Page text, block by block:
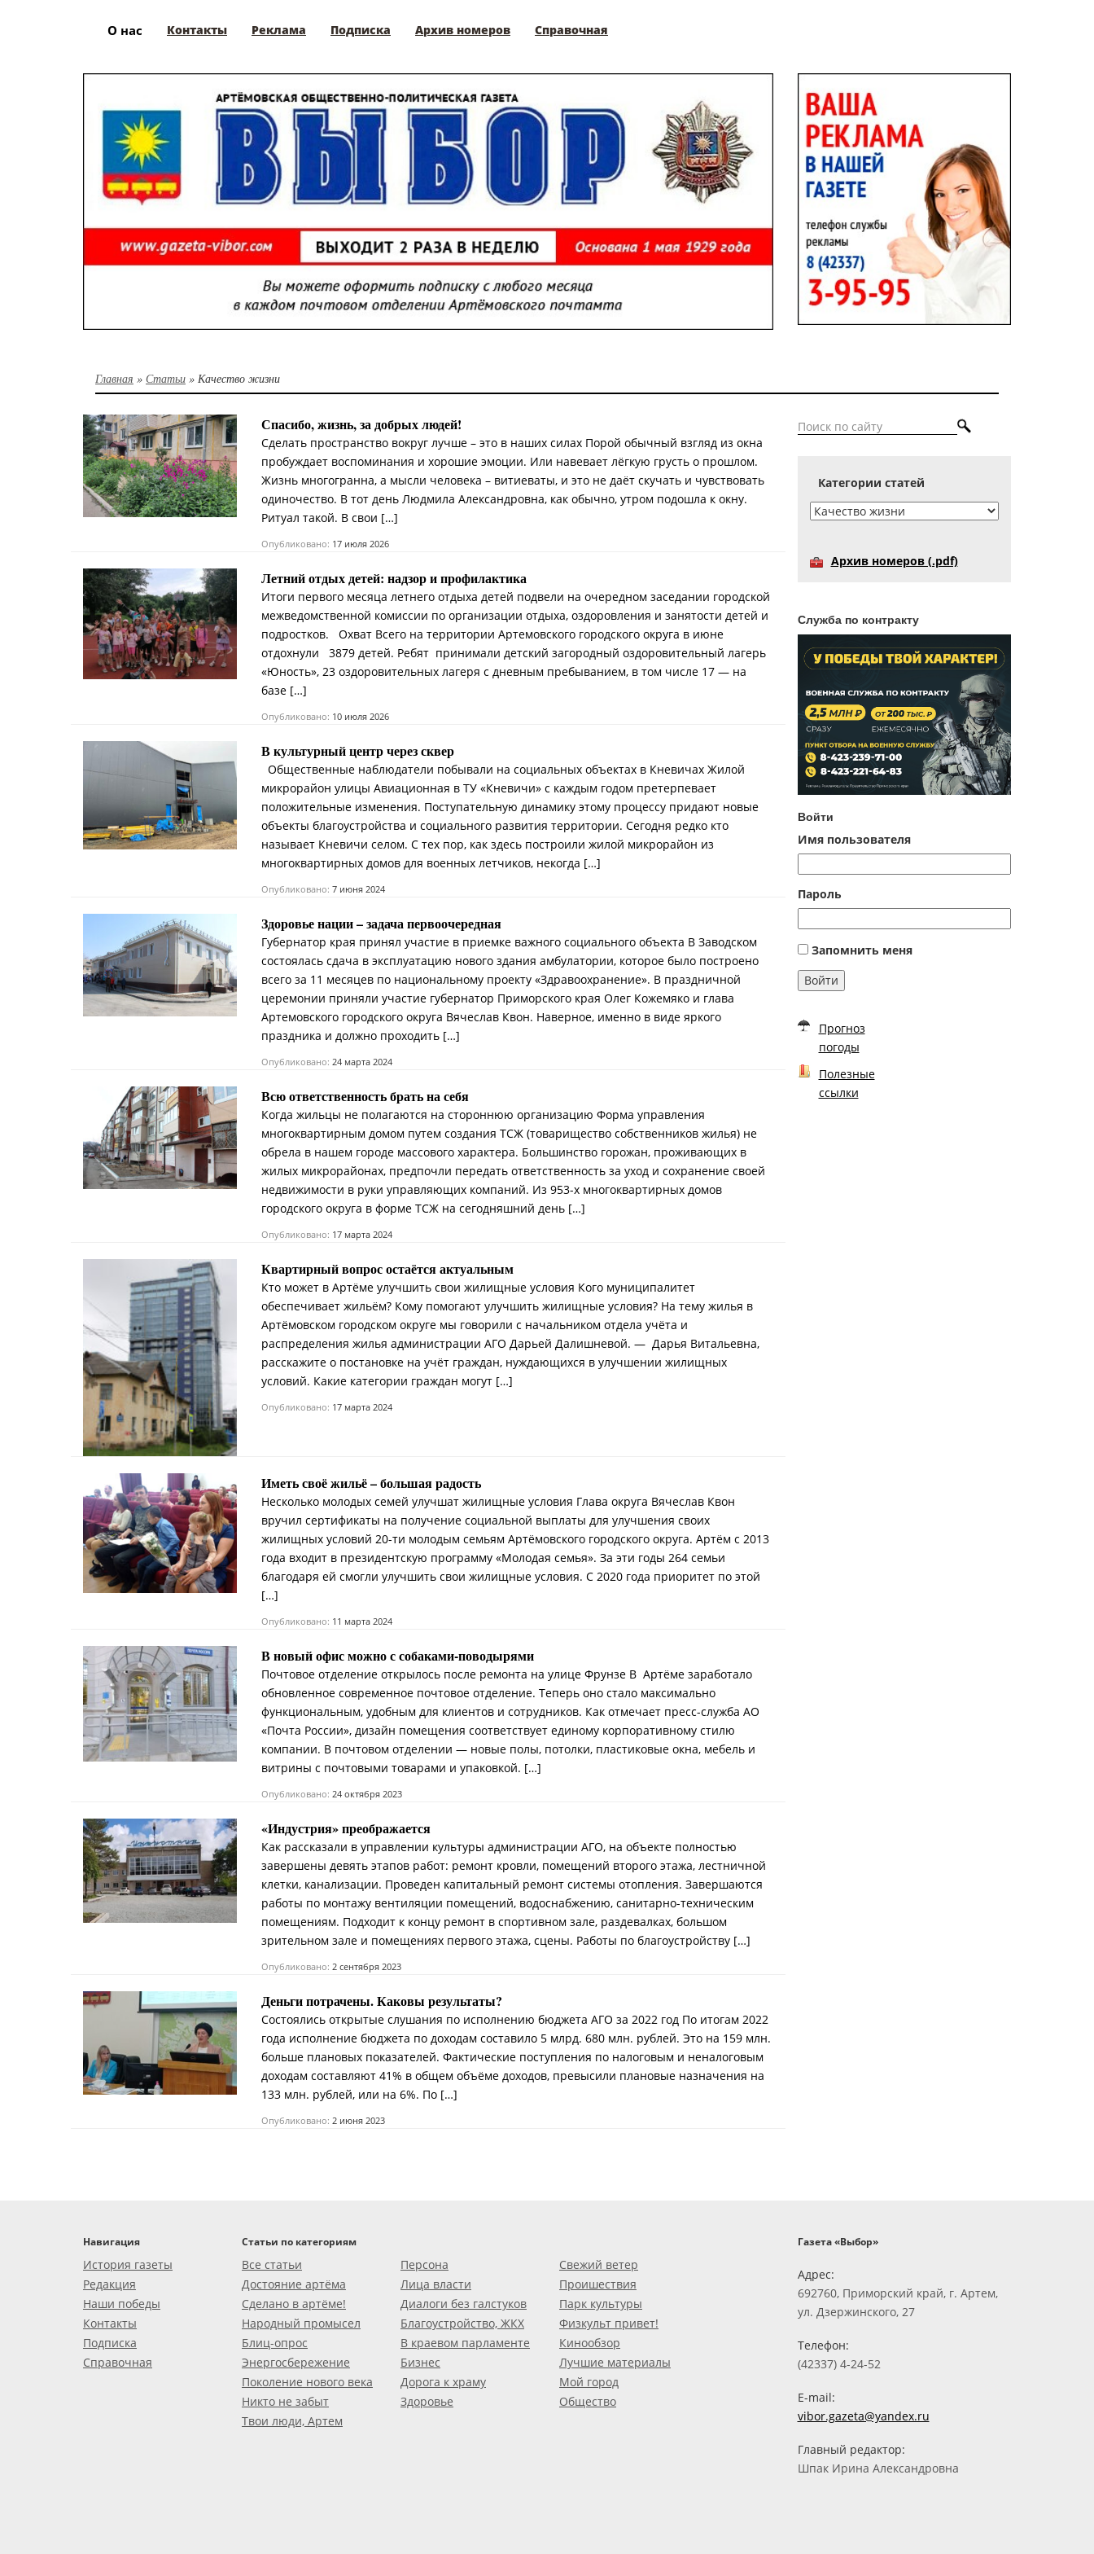
О нас Контакты Реклама Подписка Архив номеров Справочная
Главная » Статьи » Качество жизни
Спасибо, жизнь, за добрых людей!
Сделать пространство вокруг лучше – это в наших силах Порой обычный взгляд из окна
пробуждает воспоминания и хорошие эмоции. Или навевает лёгкую грусть о прошлом.
Жизнь многогранна, а мысли человека – витиеваты, и это не даёт скучать и чувствовать
одиночество. В тот день Людмила Александровна, как обычно, утром подошла к окну.
Ритуал такой. В свои […]
Опубликовано: 17 июля 2026
Летний отдых детей: надзор и профилактика
Итоги первого месяца летнего отдыха детей подвели на очередном заседании городской
межведомственной комиссии по организации отдыха, оздоровления и занятости детей и
подростков. Охват Всего на территории Артемовского городского округа в июне
отдохнули 3879 детей. Ребят принимали детский загородный оздоровительный лагерь
«Юность», 23 оздоровительных лагеря с дневным пребыванием, в том числе 17 — на
базе […]
Опубликовано: 10 июля 2026
В культурный центр через сквер
Общественные наблюдатели побывали на социальных объектах в Кневичах Жилой
микрорайон улицы Авиа­ционная в ТУ «Кневичи» с каждым годом претерпевает
положитель­ные изменения. Поступательную динамику этому процессу придают новые
объекты благоустройства и социального развития территории. Сегодня редко кто
называет Кневичи селом. С тех пор, как здесь построили жилой микрорайон из
многоквартирных домов для военных летчиков, некогда […]
Опубликовано:7 июня 2024
Здоровье нации – задача первоочередная
Губернатор края принял участие в приемке важного социального объекта В Заводском
состоялась сдача в эксплуатацию нового здания амбулатории, которое было построено
всего за 11 месяцев по национальному проекту «Здравоохранение». В праздничной
церемонии приняли участие губернатор Приморского края Олег Кожемяко и глава
Артемовского городского округа Вячеслав Квон. Наверное, именно в виде яркого
праздника и должно проходить […]
Опубликовано: 24 марта 2024
Всю ответственность брать на себя
Когда жильцы не полагаются на стороннюю организацию Форма управления
многоквартирным домом путем создания ТСЖ (товарищество собственников жилья) не
обрела в нашем городе массового характера. Большинство горожан, проживающих в
жилых микрорайонах, предпочли передать ответственность за уход и сохранение своей
недвижимости в руки управляющих компаний. Из 953-х многоквартирных домов
городского округа в форме ТСЖ на сегодняшний день […]
Опубликовано: 17 марта 2024
Квартирный вопрос остаётся актуальным
Кто может в Артёме улучшить свои жилищные условия Кого муниципалитет
обеспечивает жильём? Кому помогают улучшить жилищные условия? На тему жилья в
Артёмовском городском округе мы говорили с начальником отдела учёта и
распределения жилья администрации АГО Дарьей Далишневой. — Дарья Витальевна,
расскажите о постановке на учёт граждан, нуждающихся в улучшении жилищных
условий. Какие категории граждан могут […]
Опубликовано: 17 марта 2024
Иметь своё жильё – большая радость
Несколько молодых семей улучшат жилищные условия Глава округа Вячеслав Квон
вручил сертификаты на получение социальной выплаты для улучшения своих
жилищных условий 20-ти молодым семьям Артёмовского городского округа. Артём с 2013
года входит в президентскую программу «Молодая семья». За эти годы 264 семьи
благодаря ей смогли улучшить свои жилищные условия. С 2020 года приоритет по этой
[…]
Опубликовано: 11 марта 2024
В новый офис можно с собаками-поводырями
Почтовое отделение открылось после ремонта на улице Фрунзе В Артёме заработало
обновленное современное почтовое отделение. Теперь оно стало максимально
функциональным, удобным для клиентов и сотрудников. Как отмечает пресс-служба АО
«Почта России», дизайн помещения соответствует единому корпоративному стилю
компании. В почтовом отделении — новые полы, потолки, пластиковые окна, мебель и
витрины с почтовыми товарами и упаковкой. […]
Опубликовано: 24 октября 2023
«Индустрия» преображается
Как рассказали в управлении культуры администрации АГО, на объекте полностью
завершены девять этапов работ: ремонт кровли, помещений второго этажа, лестничной
клетки, канализации. Проведен капитальный ремонт системы отопления. Завершаются
работы по монтажу вентиляции помещений, водоснабжению, санитарно-техническим
помещениям. Подходит к концу ремонт в спортивном зале, раздевалках, большом
зрительном зале и помещениях первого этажа, сцены. Работы по благоустройству […]
Опубликовано: 2 сентября 2023
Деньги потрачены. Каковы результаты?
Состоялись открытые слушания по исполнению бюджета АГО за 2022 год По итогам 2022
года исполнение бюджета по доходам составило 5 млрд. 680 млн. рублей. Это на 159 млн.
больше плановых показателей. Фактические поступления по налоговым и неналоговым
доходам составляют 41% в общем объёме доходов, превысили плановые назначения на
133 млн. рублей, или на 6%. По […]
Опубликовано: 2 июня 2023
Категории статей
Архив номеров (.pdf)
Служба по контракту
Войти
Имя пользователя
Пароль
Запомнить меня
Войти
Прогноз
погоды
Полезные
ссылки
Навигация
История газеты
Редакция
Наши победы
Контакты
Подписка
Справочная
Статьи по категориям
Все статьи
Достояние артёма
Сделано в артёме!
Народный промысел
Блиц-опрос
Энергосбережение
Поколение нового века
Никто не забыт
Твои люди, Артем
Персона
Лица власти
Диалоги без галстуков
Благоустройство, ЖКХ
В краевом парламенте
Бизнес
Дорога к храму
Здоровье
Свежий ветер
Проишествия
Парк культуры
Физкульт привет!
Кинообзор
Лучшие материалы
Мой город
Общество
Газета «Выбор»
Адрес:
692760, Приморский край, г. Артем,
ул. Дзержинского, 27
Телефон:
(42337) 4-24-52
E-mail:
vibor.gazeta@yandex.ru
Главный редактор:
Шпак Ирина Александровна